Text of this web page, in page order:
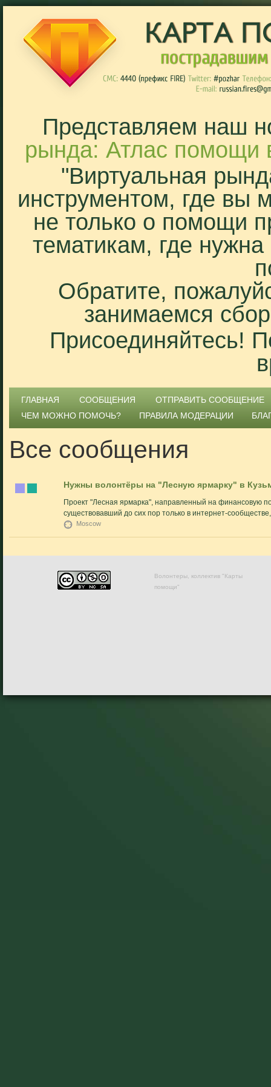
Представляем наш
рында: Атлас помощи
"Виртуальная
инструментом, где вы
не только о помощи
тематикам, где
Обратите,
занимаемся
Присоединяйтесь!
ГЛАВНАЯ СООБЩЕНИЯ
ОТПРАВИТЬ СООБЩЕНИЕ
ЧЕМ МОЖНО ПОМОЧЬ?
ПРАВИЛА МОДЕРАЦИИ
Все сообщения
Нужны волонтёры на "Лесную ярмарку" в
Проект "Лесная ярмарка", направленный на финансовую
существовавший до сих пор только в интернет-
Moscow
Волонтеры, коллектив "Карты
помощи"